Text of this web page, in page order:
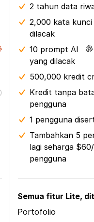
2 tahun data
2,000 kata kunci
dilacak
10 prompt AI
yang dilacak
500,000 kredit
Kredit tanpa
pengguna
1 pengguna
Tambahkan 5
lagi seharga
pengguna
Semua fitur Lite,
Portofolio